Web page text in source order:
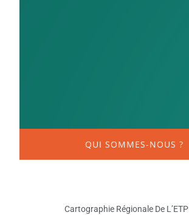
QUI SOMMES-NOUS ?
Cartographie Régionale De L’ETP